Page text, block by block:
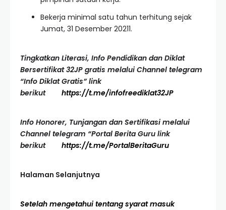
Bekerja minimal satu tahun terhitung sejak
Jumat, 31 Desember 20211.
Tingkatkan Literasi, Info Pendidikan dan Diklat
Bersertifikat 32JP gratis melalui Channel telegram
“Info Diklat Gratis” link
berikut https://t.me/infofreediklat32JP
Info Honorer, Tunjangan dan Sertifikasi melalui
Channel telegram “Portal Berita Guru link
berikut https://t.me/PortalBeritaGuru
Halaman Selanjutnya
Setelah mengetahui tentang syarat masuk